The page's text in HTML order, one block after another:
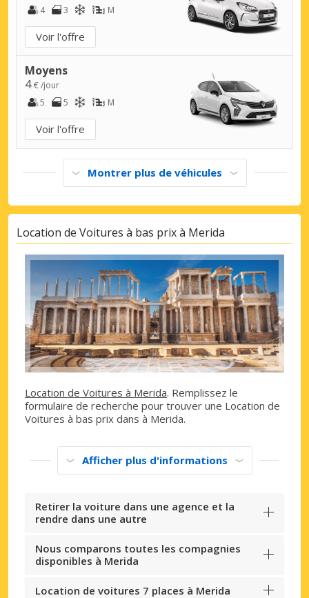
4
3 M
Voir l'offre
Moyens
4€ /jour
5
5 M
Voir l'offre
Montrer plus de véhicules
Location de Voitures à bas prix à Merida
Location de Voitures à Merida. Remplissez le
formulaire de recherche pour trouver une Location de
Voitures à bas prix dans à Merida.
Afficher plus d'informations
Retirer la voiture dans une agence et la
rendre dans une autre
Nous comparons toutes les compagnies
disponibles à Merida
Location de voitures 7 places à Merida